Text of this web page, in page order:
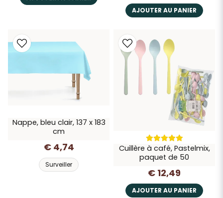
AJOUTER AU PANIER
Nappe, bleu clair, 137 x 183
cm
€ 4,74
Surveiller
Cuillère à café, Pastelmix,
paquet de 50
€ 12,49
AJOUTER AU PANIER